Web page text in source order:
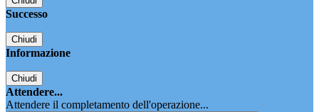
Successo
Chiudi
Informazione
Chiudi
Attendere...
Attendere il completamento dell'operazione...